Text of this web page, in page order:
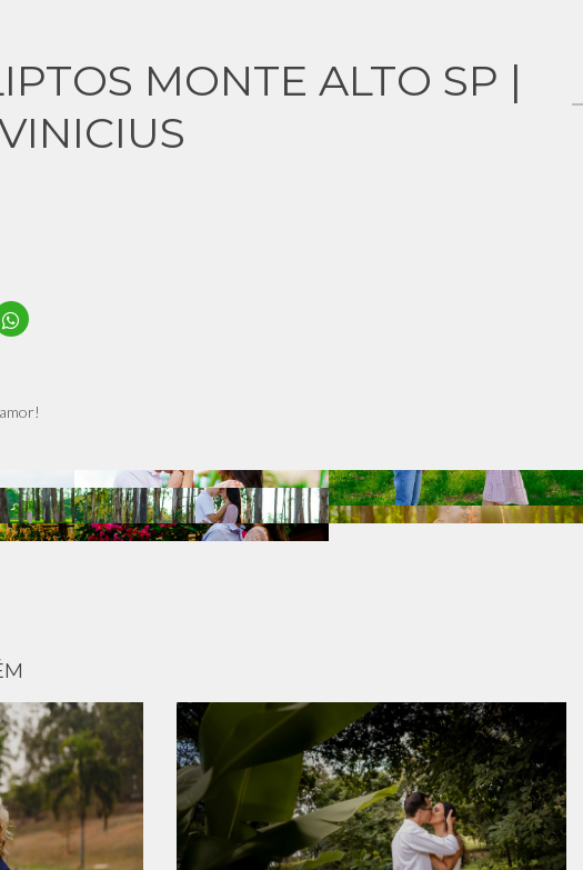
MONTE ALTO SP |